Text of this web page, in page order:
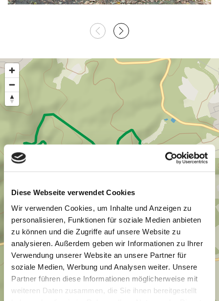
Diese Webseite verwendet Cookies
Wir verwenden Cookies, um Inhalte und Anzeigen zu
personalisieren, Funktionen für soziale Medien anbieten
zu können und die Zugriffe auf unsere Website zu
analysieren. Außerdem geben wir Informationen zu Ihrer
Verwendung unserer Website an unsere Partner für
soziale Medien, Werbung und Analysen weiter. Unsere
Partner führen diese Informationen möglicherweise mit
weiteren Daten zusammen, die Sie ihnen bereitgestellt